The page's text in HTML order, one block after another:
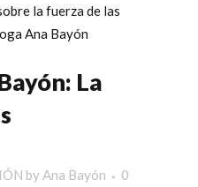
La
by Ana Bayón
0